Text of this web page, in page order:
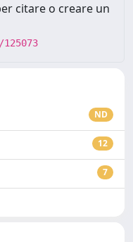
citare o creare un
ND
12
7